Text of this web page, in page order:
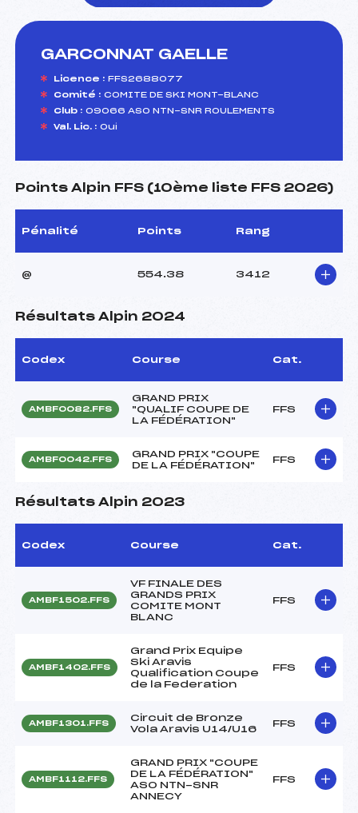
GARCONNAT GAELLE
Licence : FFS2688077
Comité : COMITE DE SKI MONT-BLANC
Club : 09066 ASO NTN-SNR ROULEMENTS
Val. Lic. : Oui
Points Alpin FFS (10ème liste FFS 2026)
Pénalité Points Rang
@ 554.38 3412
Résultats Alpin 2024
Codex Course Cat.
AMBF0082.FFS
GRAND PRIX
"QUALIF COUPE DE
LA FÉDÉRATION"
FFS
AMBF0042.FFS
GRAND PRIX "COUPE
DE LA FÉDÉRATION"
FFS
Résultats Alpin 2023
Codex Course Cat.
AMBF1502.FFS
VF FINALE DES
GRANDS PRIX
COMITE MONT
BLANC
FFS
AMBF1402.FFS
Grand Prix Equipe
Ski Aravis
Qualification Coupe
de la Federation
FFS
AMBF1301.FFS
Circuit de Bronze
Vola Aravis U14/U16
FFS
AMBF1112.FFS
GRAND PRIX "COUPE
DE LA FÉDÉRATION"
ASO NTN-SNR
ANNECY
FFS